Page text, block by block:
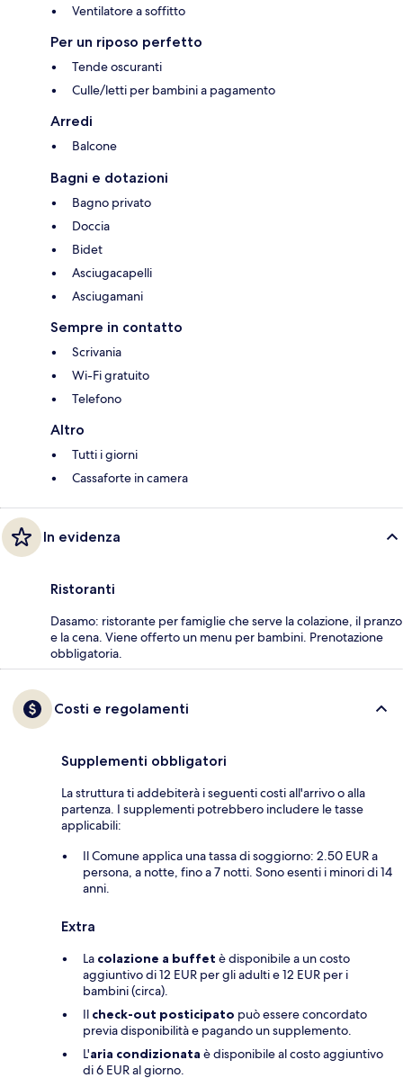
Ventilatore a soffitto
Per un riposo perfetto
Tende oscuranti
Culle/letti per bambini a pagamento
Arredi
Balcone
Bagni e dotazioni
Bagno privato
Doccia
Bidet
Asciugacapelli
Asciugamani
Sempre in contatto
Scrivania
Wi-Fi gratuito
Telefono
Altro
Tutti i giorni
Cassaforte in camera
In evidenza
Ristoranti
Dasamo: ristorante per famiglie che serve la colazione, il pranzo
e la cena. Viene offerto un menu per bambini. Prenotazione
obbligatoria.
Costi e regolamenti
Supplementi obbligatori
La struttura ti addebiterà i seguenti costi all'arrivo o alla
partenza. I supplementi potrebbero includere le tasse
applicabili:
Il Comune applica una tassa di soggiorno: 2.50 EUR a
persona, a notte, fino a 7 notti. Sono esenti i minori di 14
anni.
Extra
La colazione a buffet è disponibile a un costo
aggiuntivo di 12 EUR per gli adulti e 12 EUR per i
bambini (circa).
Il check-out posticipato può essere concordato
previa disponibilità e pagando un supplemento.
L'aria condizionata è disponibile al costo aggiuntivo
di 6 EUR al giorno.